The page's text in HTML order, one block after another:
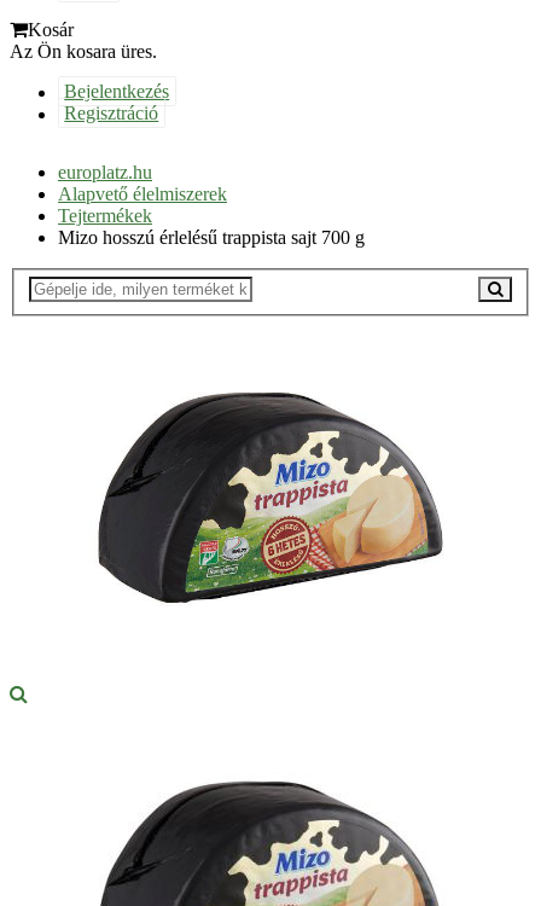
Kosár
Az Ön kosara üres.
Bejelentkezés
Regisztráció
europlatz.hu
Alapvető élelmiszerek
Tejtermékek
Mizo hosszú érlelésű trappista sajt 700 g